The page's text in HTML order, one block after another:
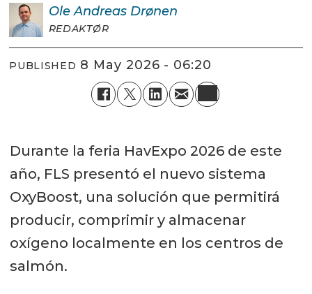
Ole Andreas Drønen
REDAKTØR
PUBLISHED 8 May 2026 - 06:20
Durante la feria HavExpo 2026 de este
año, FLS presentó el nuevo sistema
OxyBoost, una solución que permitirá
producir, comprimir y almacenar
oxígeno localmente en los centros de
salmón.